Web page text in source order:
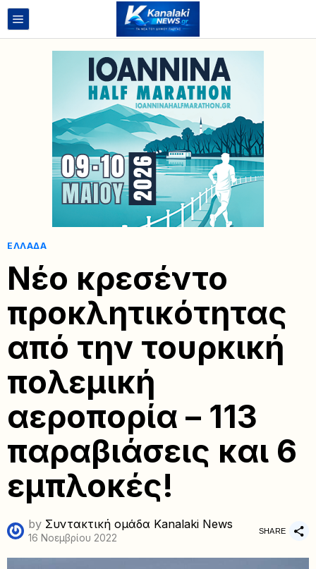
ΕΛΛΆΔΑ
Νέο κρεσέντο
προκλητικότητας
από την τουρκική
πολεμική
αεροπορία – 113
παραβιάσεις και 6
εμπλοκές!
by Συντακτική ομάδα Kanalaki News
16 Νοεμβρίου 2022
SHARE